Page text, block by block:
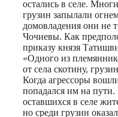
остались в селе.
грузин запылали
домовладения они не
Чочиевы. Как
приказу князя
«Одного из
от села скотину,
Когда агрессоры
попадался им на пути.
оставшихся в селе
но среди грузин